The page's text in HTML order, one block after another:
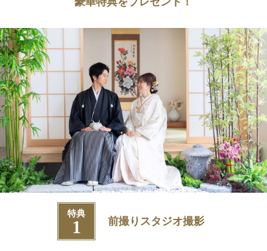
特典
1 前撮りスタジオ撮影